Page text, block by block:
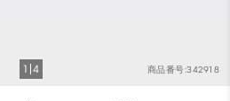
商品番号:342918
1 4